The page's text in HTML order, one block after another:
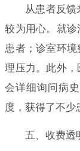
从患者反
较为用心。就
患者；诊室环
理压力。此外
会详细询问病
度，获得了不少
五、收费透